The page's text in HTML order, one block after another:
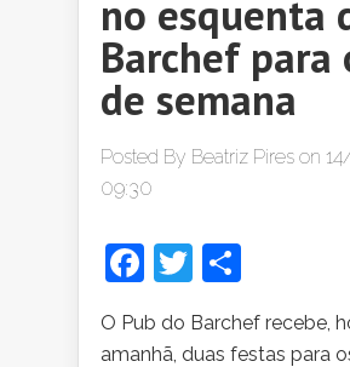
no esquenta
Barchef para
de semana
Posted By Beatriz Pires on
09:30
Facebook
Twitter
O Pub do Barchef recebe,
amanhã, duas festas para